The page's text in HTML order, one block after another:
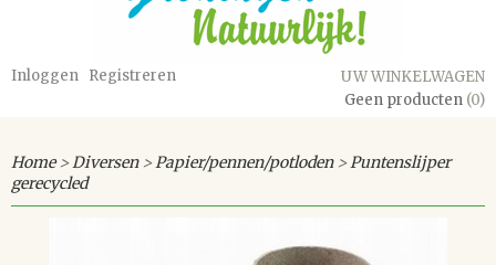
Inloggen Registreren
UW WINKELWAGEN
Geen producten (0)
Home>Diversen>Papier/pennen/potloden>Puntenslijper
gerecycled